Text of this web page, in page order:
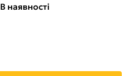
В наявності